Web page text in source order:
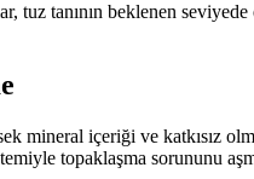
tuz tanının beklenen
mineral içeriği ve katkısız
topaklaşma sorununu